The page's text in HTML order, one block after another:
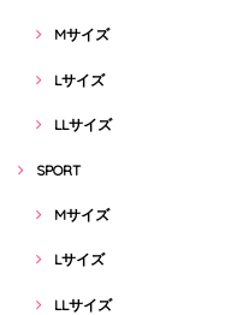
Mサイズ
Lサイズ
LLサイズ
SPORT
Mサイズ
Lサイズ
LLサイズ